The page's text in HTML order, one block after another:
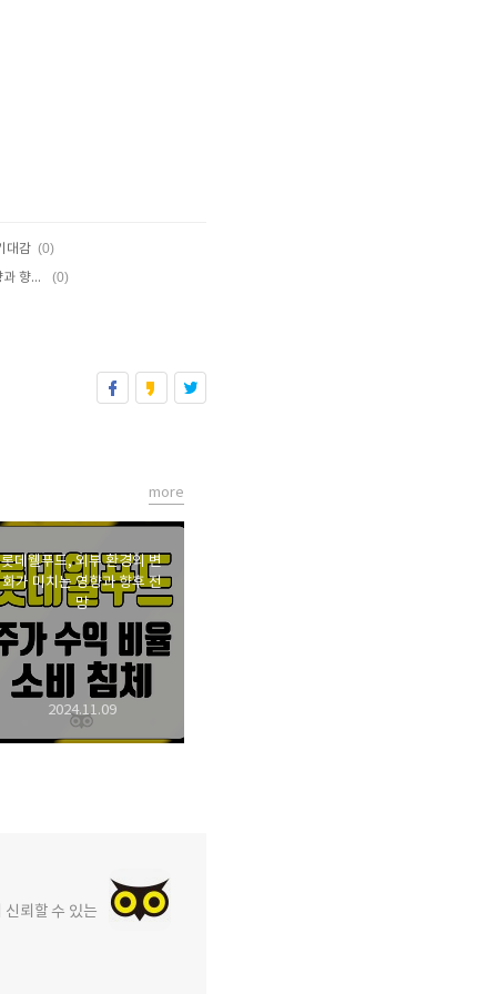
대감 (0)
롯데웰푸드, 외부 환경의 변화가 미치는 영향과 향후 전망 (0)
롯데웰푸드, 외부 환경의 변
화가 미치는 영향과 향후 전
망
2024.11.09
more
뢰할 수 있는